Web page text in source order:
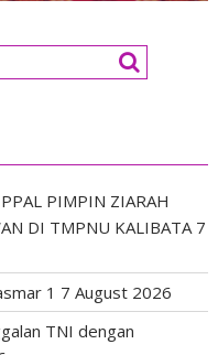
PIMPIN ZIARAH
DI TMPNU KALIBATA 7
1 7 August 2026
TNI dengan